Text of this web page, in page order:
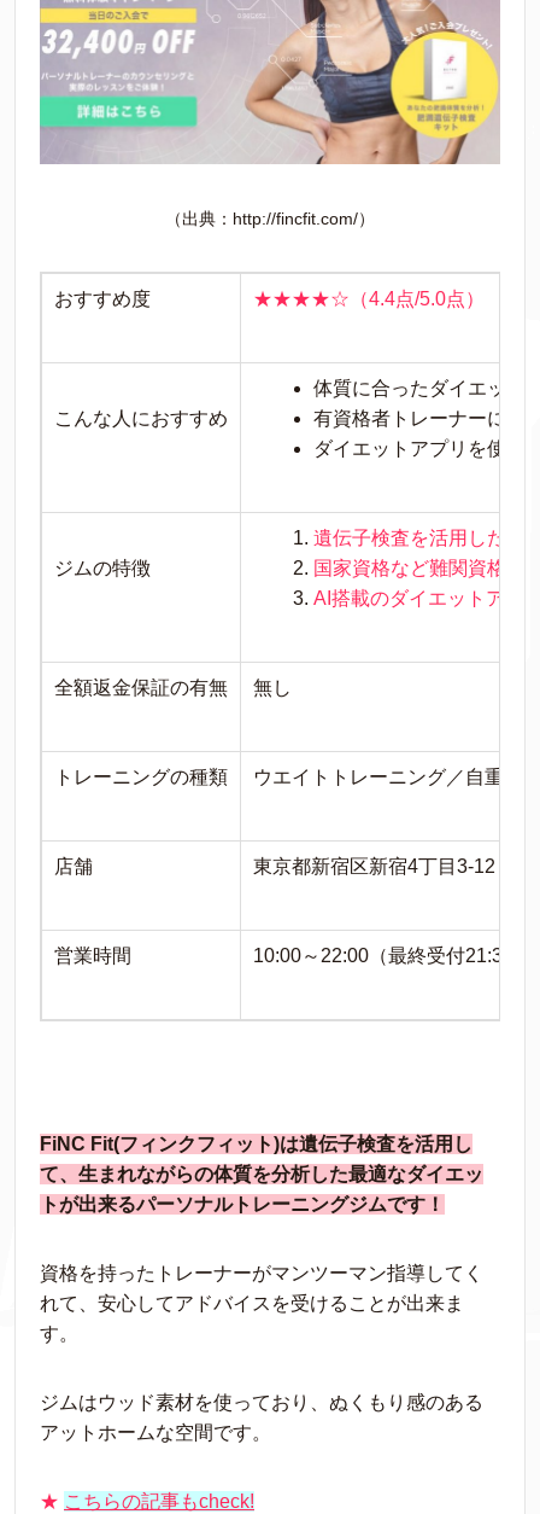
（出典：http://fincfit.com/）
おすすめ度 ★★★★☆（4.4点/5.0点）
こんな人におすすめ
体質に合ったダイエット
有資格者トレーナーに指
ダイエットアプリを使っ
ジムの特徴
遺伝子検査を活用したダ
国家資格など難関資格を
AI搭載のダイエットアプ
全額返金保証の有無 無し
トレーニングの種類 ウエイトトレーニング／自重ト
店舗 東京都新宿区新宿4丁目3-12 パ
営業時間 10:00～22:00（最終受付21:30）
FiNC Fit(フィンクフィット)は遺伝子検査を活用し
て、生まれながらの体質を分析した最適なダイエッ
トが出来るパーソナルトレーニングジムです！
資格を持ったトレーナーがマンツーマン指導してく
れて、安心してアドバイスを受けることが出来ま
す。
ジムはウッド素材を使っており、ぬくもり感のある
アットホームな空間です。
★ こちらの記事もcheck!